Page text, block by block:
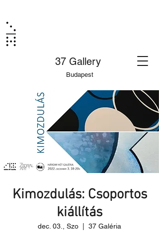
37 Gallery
Budapest
Kimozdulás: Csoportos
kiállítás
dec. 03., Szo 37 Galéria